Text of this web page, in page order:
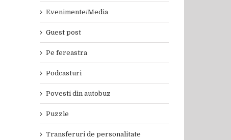
Evenimente/Media
Guest post
Pe fereastra
Podcasturi
Povesti din autobuz
Puzzle
Transferuri de personalitate